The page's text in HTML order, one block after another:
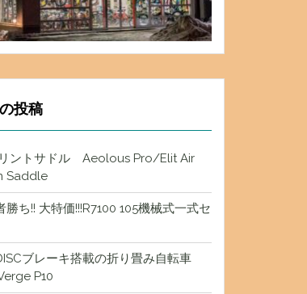
投稿
ントサドル Aeolous Pro/Elit Air
Saddle
勝ち!! 大特価!!!R7100 105機械式一式セ
ブレーキ搭載の折り畳み自転車
P10